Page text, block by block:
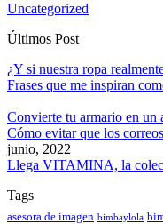
Uncategorized
Últimos Post
¿Y si nuestra ropa
Frases que me inspiran
Convierte tu armario en un
Cómo evitar que los
junio, 2022
Llega VITAMINA, la
Tags
asesora de imagen bimbaylola